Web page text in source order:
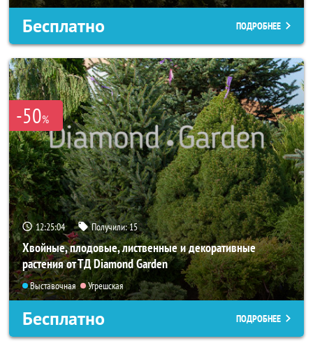
Бесплатно ПОДРОБНЕЕ
-50%
12:25:04 Получили:15
Хвойные, плодовые, лиственные и декоративные
растения от ТД Diamond Garden
Выставочная Угрешская
Бесплатно ПОДРОБНЕЕ